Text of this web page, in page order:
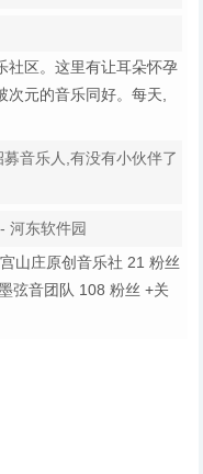
社区。这里有让耳朵怀孕
元的音乐同好。每天,
音乐人,有没有小伙伴了
河东软件园
山庄原创音乐社 21 粉丝
弦音团队 108 粉丝 +关